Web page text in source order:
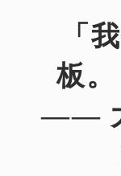
「
板
——